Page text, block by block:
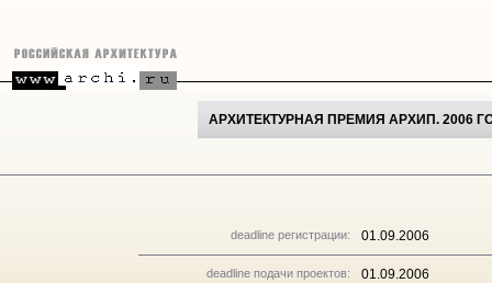
АРХИТЕКТУРНАЯ ПРЕМИЯ АРХИП. 2006
deadline регистрации: 01.09.2006
deadline подачи проектов: 01.09.2006